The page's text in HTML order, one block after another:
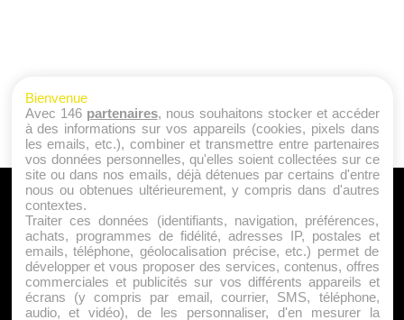
A PROPOS
Qui sommes nous ?
Mentions Légales
Publicité
Politique de Cookies
Bienvenue
Avec 146 partenaires, nous souhaitons stocker et accéder
à des informations sur vos appareils (cookies, pixels dans
les emails, etc.), combiner et transmettre entre partenaires
vos données personnelles, qu'elles soient collectées sur ce
site ou dans nos emails, déjà détenues par certains d'entre
nous ou obtenues ultérieurement, y compris dans d'autres
contextes.
Traiter ces données (identifiants, navigation, préférences,
achats, programmes de fidélité, adresses IP, postales et
emails, téléphone, géolocalisation précise, etc.) permet de
développer et vous proposer des services, contenus, offres
commerciales et publicités sur vos différents appareils et
écrans (y compris par email, courrier, SMS, téléphone,
audio, et vidéo), de les personnaliser, d'en mesurer la